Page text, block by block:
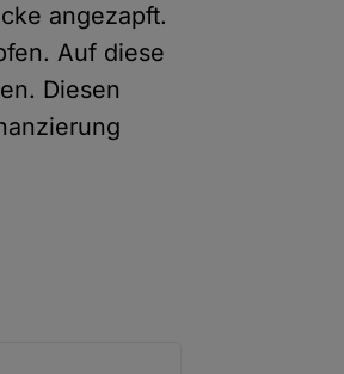
angezapft.
Auf diese
Diesen